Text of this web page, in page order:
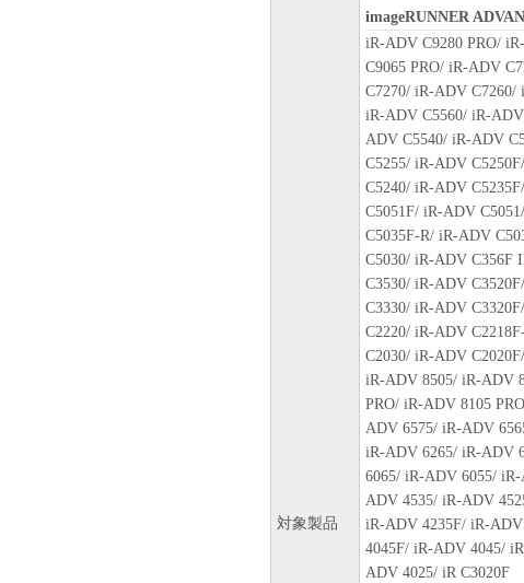
びにキヤノンのライセンサーは、
すること、および「本ソフトウ
はサポートを行うことについて
７．保証の否認・免責
(1) 「本ソフトウェア」は、『現
ン、キヤノンのライセンサー、
の販売代理店または販売店のいず
よび特定の目的への適合性の保証
とを問わず一切しないものとしま
(2) キヤノン、キヤノンのライセ
社、それらの販売代理店または販
たは使用不能から生ずるいかなる
随的な損害を含むがこれらに限定
適用法で認められる限り、一切
ン、キヤノンのライセンサー、キ
の販売代理店または販売店がかか
も同様です。
(3) キヤノン、キヤノンのライセ
社、それらの販売代理店または販
「本ソフトウェア」の使用に起因
いかなる紛争についても、一切責
８．契約期間
(1) 本契約書は、お客様が、『同
または「本ソフトウェア」をイン
対象製品
imageRUNNER
iR-ADV C9280 PRO/
C9065 PRO/ iR-ADV
C7270/ iR-ADV
iR-ADV C5560/ iR-
ADV C5540/ iR-ADV
C5255/ iR-ADV
C5240/ iR-ADV
C5051F/ iR-ADV
C5035F-R/ iR-ADV
C5030/ iR-ADV C356F
C3530/ iR-ADV
C3330/ iR-ADV
C2220/ iR-ADV
C2030/ iR-ADV
iR-ADV 8505/ iR-ADV
PRO/ iR-ADV 8105
ADV 6575/ iR-ADV
iR-ADV 6265/ iR-ADV
6065/ iR-ADV 6055/
ADV 4535/ iR-ADV
iR-ADV 4235F/ iR-
4045F/ iR-ADV 4045/
ADV 4025/ iR C3020F